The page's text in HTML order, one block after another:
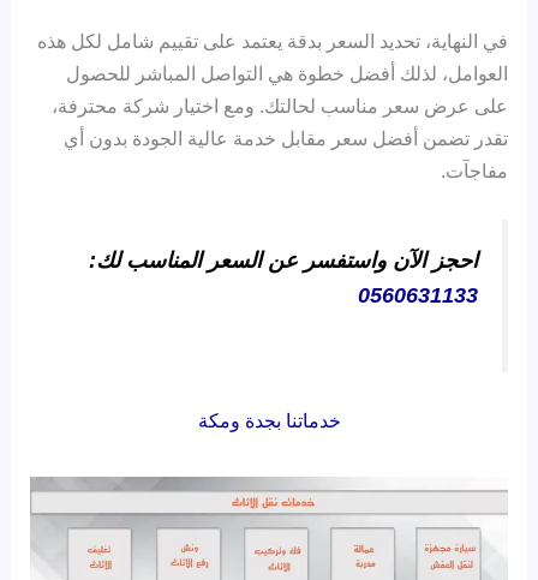
في النهاية، تحديد السعر بدقة يعتمد على تقييم شامل لكل هذه
العوامل، لذلك أفضل خطوة هي التواصل المباشر للحصول
على عرض سعر مناسب لحالتك. ومع اختيار شركة محترفة،
تقدر تضمن أفضل سعر مقابل خدمة عالية الجودة بدون أي
مفاجآت.
احجز الآن واستفسر عن السعر المناسب لك:
0560631133
خدماتنا بجدة ومكة